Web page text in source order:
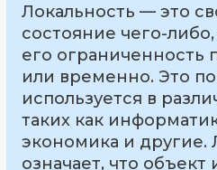
Локальность — это
состояние чего-
его ограниченность
или временно. Это
используется в
таких как
экономика и другие.
означает, что объект